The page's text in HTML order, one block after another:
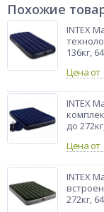
весом тела
приятное на ощупь
не позволяя
сложенном
Бренд
Похожие
INTEX
136кг,
Цена от
INTEX
до
Цена от
INTEX
272кг,